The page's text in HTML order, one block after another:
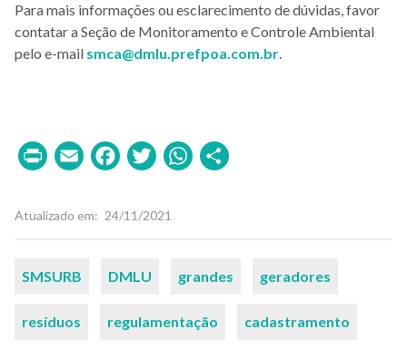
Para mais informações ou esclarecimento de dúvidas, favor
contatar a Seção de Monitoramento e Controle Ambiental
pelo e-mail smca@dmlu.prefpoa.com.br.
PrintEmailFacebook
TwitterWhatsApp
Atualizado em 24/11/2021
Palavras-
SMSURB DMLU grandes geradores
resíduos regulamentação cadastramento